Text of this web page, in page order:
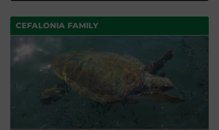
CEFALONIA FAMILY